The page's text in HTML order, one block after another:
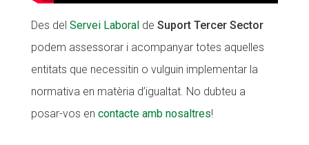
Des del Servei Laboralde Suport Tercer Sector
podem assessorar i acompanyar totes aquelles
entitats que necessitin o vulguin implementar la
normativa en matèria d’igualtat. No dubteu a
posar-vos en contacte amb nosaltres!